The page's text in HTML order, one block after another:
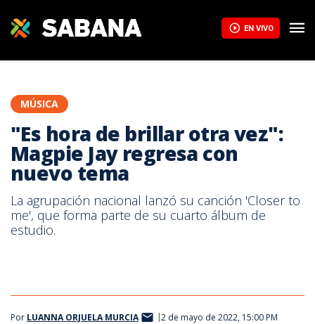
EN VIVO
MÚSICA
"Es hora de brillar otra vez":
Magpie Jay regresa con
nuevo tema
La agrupación nacional lanzó su canción 'Closer to
me', que forma parte de su cuarto álbum de
estudio.
Por LUANNA ORJUELA MURCIA 2 de mayo de 2022, 15:00 PM